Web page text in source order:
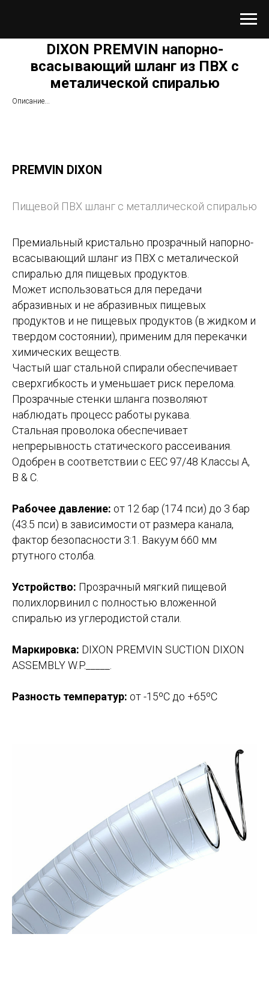
DIXON PREMVIN напорно-
всасывающий шланг из ПВХ с
металической спиралью
Описание...
PREMVIN DIXON
Пищевой ПВХ шланг с металлической спиралью
Премиальный кристально прозрачный напорно-
всасывающий шланг из ПВХ с металической
спиралью для пищевых продуктов.
Может использоваться для передачи
абразивных и не абразивных пищевых
продуктов и не пищевых продуктов (в жидком и
твердом состоянии), применим для перекачки
химических веществ.
Частый шаг стальной спирали обеспечивает
сверхгибкость и уменьшает риск перелома.
Прозрачные стенки шланга позволяют
наблюдать процесс работы рукава.
Стальная проволока обеспечивает
непрерывность статического рассеивания.
Одобрен в соответствии с EEC 97/48 Классы A,
B & C.
Рабочее давление: от 12 бар (174 пси) до 3 бар
(43.5 пси) в зависимости от размера канала,
фактор безопасности 3:1. Вакуум 660 мм
ртутного столба.
Устройство: Прозрачный мягкий пищевой
полихлорвинил с полностью вложенной
спиралью из углеродистой стали.
Маркировка: DIXON PREMVIN SUCTION DIXON
ASSEMBLY W.P._____.
Разность температур: от -15ºС до +65ºС